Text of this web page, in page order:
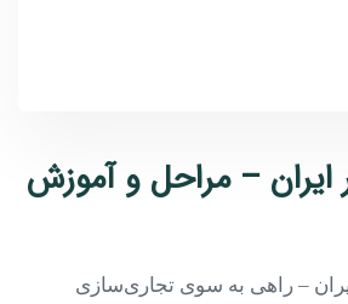
ایران – مراحل و آموزش
– راهی به سوی تجاری‌سازی